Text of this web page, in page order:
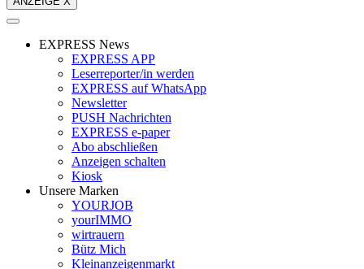
EXPRESS News
EXPRESS APP
Leserreporter/in werden
EXPRESS auf WhatsApp
Newsletter
PUSH Nachrichten
EXPRESS e-paper
Abo abschließen
Anzeigen schalten
Kiosk
Unsere Marken
YOURJOB
yourIMMO
wirtrauern
Bütz Mich
Kleinanzeigenmarkt